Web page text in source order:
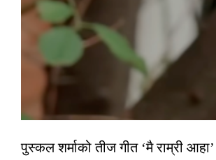
पुस्कल शर्माको तीज गीत ‘मै राम्री